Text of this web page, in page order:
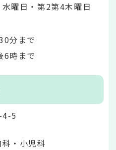
水曜日・第2第4木曜日
分まで
6時まで
4-5
・小児科